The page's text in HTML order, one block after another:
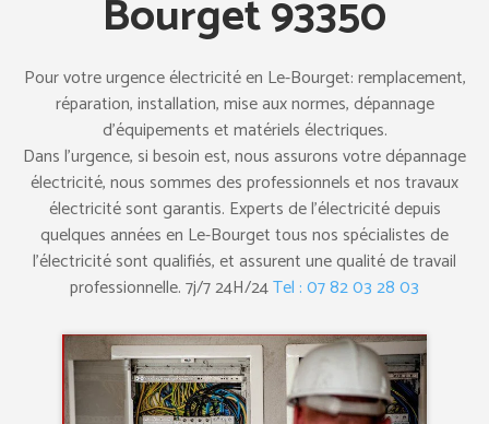
Bourget 93350
Pour votre urgence électricité en Le-Bourget: remplacement,
réparation, installation, mise aux normes, dépannage
d’équipements et matériels électriques.
Dans l’urgence, si besoin est, nous assurons votre dépannage
électricité, nous sommes des professionnels et nos travaux
électricité sont garantis. Experts de l’électricité depuis
quelques années en Le-Bourget tous nos spécialistes de
l’électricité sont qualifiés, et assurent une qualité de travail
professionnelle. 7j/7 24H/24Tel : 07 82 03 28 03